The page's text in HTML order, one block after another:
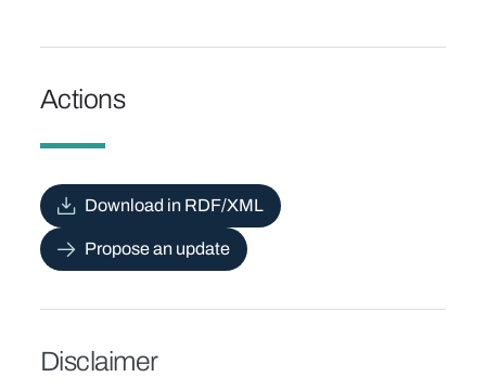
Actions
Download in RDF/XML
Propose an update
Disclaimer